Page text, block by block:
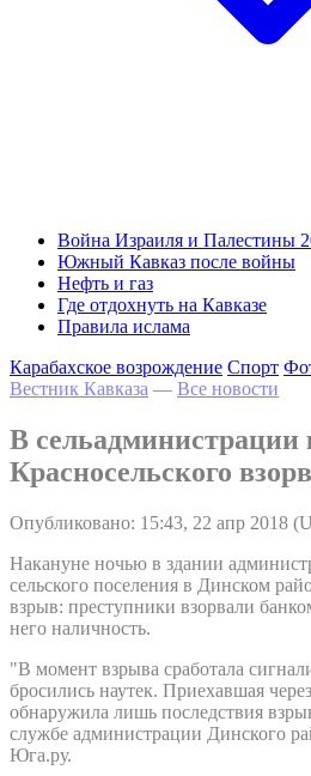
Война Израиля и Палестины
Южный Кавказ после войны
Нефть и газ
Где отдохнуть на Кавказе
Правила ислама
Карабахское возрождение Спорт
Вестник Кавказа — Все новости
В сельадминистрации
Красносельского
Опубликовано: 15:43, 22 апр 2018
Накануне ночью в здании
сельского поселения в Динском
взрыв: преступники взорвали
него наличность.
"В момент взрыва сработала
бросились наутек. Приехавшая
обнаружила лишь последствия
службе администрации Динского
Юга.ру.